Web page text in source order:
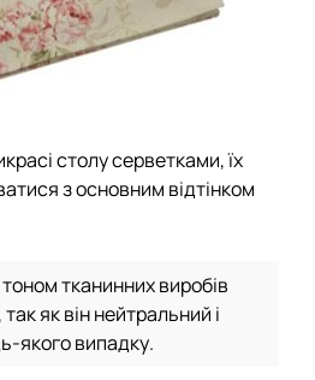
столу серветками, їх
з основним відтінком
тканинних виробів
як він нейтральний і
якого випадку.